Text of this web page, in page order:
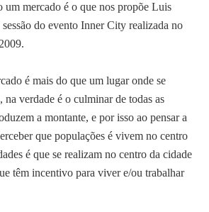
um mercado é o que nos propõe Luis
do evento Inner City realizada no
é mais do que um lugar onde se
na verdade é o culminar de todas as
a montante, e por isso ao pensar a
que populações é vivem no centro
é que se realizam no centro da cidade
têm incentivo para viver e/ou trabalhar